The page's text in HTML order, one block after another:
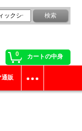
0 カートの中身
通販